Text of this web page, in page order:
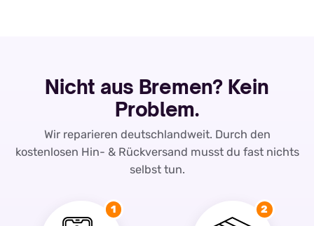
Nicht aus Bremen? Kein
Problem.
Wir reparieren deutschlandweit. Durch den
kostenlosen Hin- & Rückversand musst du fast nichts
selbst tun.
1 2